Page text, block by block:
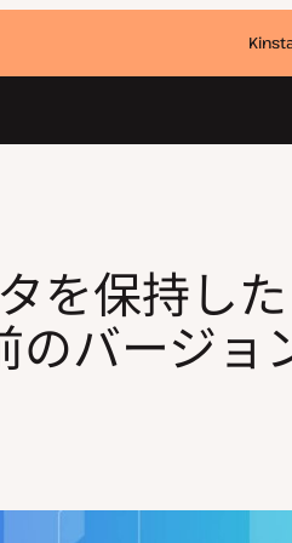
のバージョンに戻すには
を保持し
バージョ